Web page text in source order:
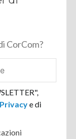
CorCom?
e di